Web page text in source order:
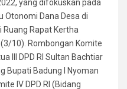
yang difokuskan pada
Otonomi Dana Desa di
Rapat Kertha
10). Rombongan Komite
III DPD RI Sultan Bachtiar
Bupati Badung I Nyoman
IV DPD RI (Bidang